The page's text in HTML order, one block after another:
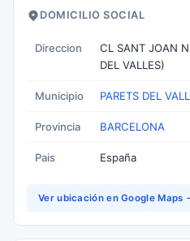
DOMICILIO SOCIAL
Direccion
CL SANT JOAN
DEL VALLES)
Municipio PARETS DEL
Provincia BARCELONA
Pais España
Ver ubicación en Google Maps